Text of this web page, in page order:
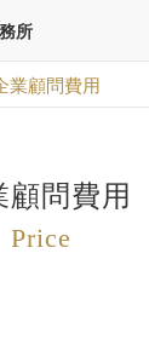
所
業顧問費用
顧問費用
Price